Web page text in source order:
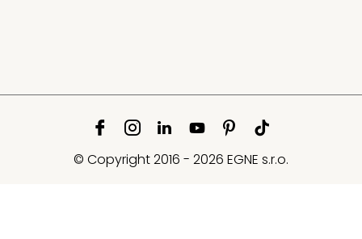
© Copyright 2016 - 2026 EGNE s.r.o.